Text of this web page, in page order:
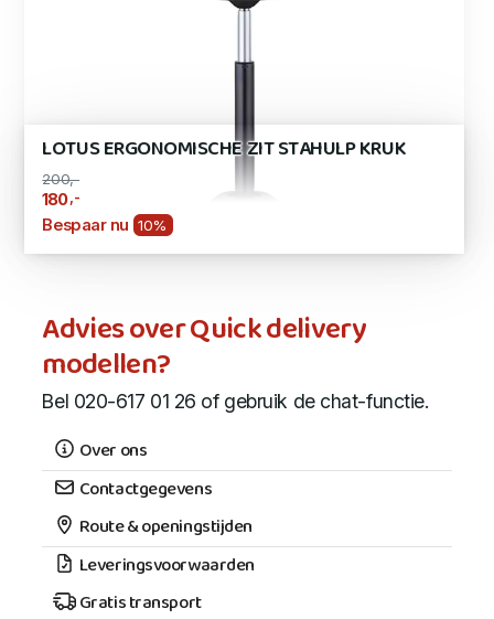
LOTUS ERGONOMISCHE ZIT STAHULP KRUK
200,-
180,-
Bespaar nu 10%
Advies over Quick delivery
modellen?
Bel 020-617 01 26 of gebruik de chat-functie.
Over ons
Contactgegevens
Route & openingstijden
Leveringsvoorwaarden
Gratis transport